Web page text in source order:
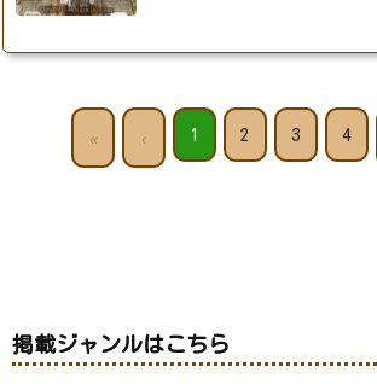
« ‹ 1 2 3 4
掲載ジャンルはこちら